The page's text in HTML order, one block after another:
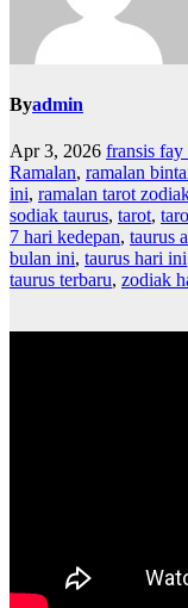
Byadmin
Apr 3, 2026 fransis fay
Ramalan, ramalan
ini, ramalan tarot
sodiak taurus, tarot,
7 hari kedepan, taurus
bulan ini, taurus hari ini
taurus terbaru, zodiak